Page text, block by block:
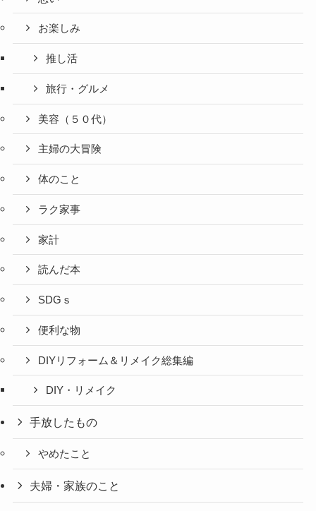
お楽しみ
推し活
旅行・グルメ
美容（５０代）
主婦の大冒険
体のこと
ラク家事
家計
読んだ本
SDGｓ
便利な物
DIYリフォーム＆リメイク総集編
DIY・リメイク
手放したもの
やめたこと
夫婦・家族のこと